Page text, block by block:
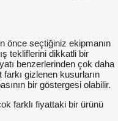
önce seçtiğiniz ekipmanın
tekliflerini dikkatli bir
benzerlerinden çok daha
gizlenen kusurların
bir göstergesi olabilir.
farklı fiyattaki bir ürünü